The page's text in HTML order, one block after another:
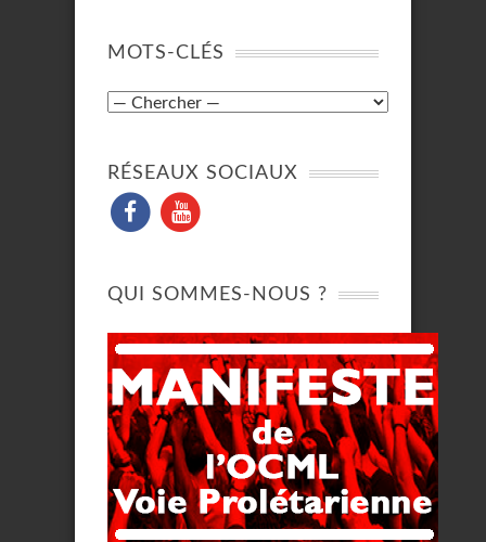
MOTS-CLÉS
RÉSEAUX SOCIAUX
QUI SOMMES-NOUS ?